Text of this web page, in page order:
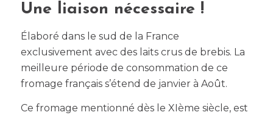
Une liaison nécessaire !
Élaboré dans le sud de la France
exclusivement avec des laits crus de brebis. La
meilleure période de consommation de ce
fromage français s’étend de janvier à Août.
Ce fromage mentionné dès le XIème siècle, est